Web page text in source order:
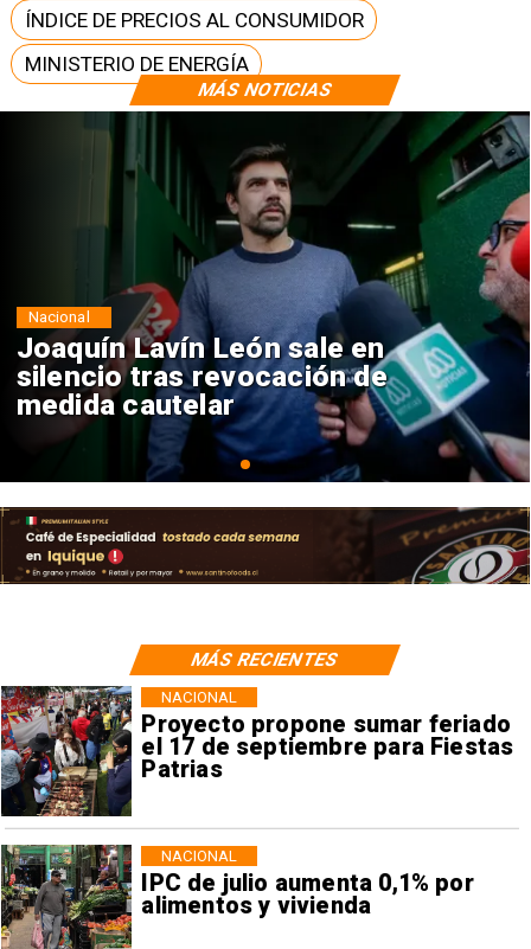
MÁS NOTICIAS
ÍNDICE DE PRECIOS AL CONSUMIDOR
MINISTERIO DE ENERGÍA
Chile y Venezuela formalizan
reinicio de relaciones
consulares
Nacional
Proyecto propone sumar feriado
el 17 de septiembre para Fiestas
Patrias
NACIONAL
IPC de julio aumenta 0,1% por
alimentos y vivienda
NACIONAL
MÁS RECIENTES